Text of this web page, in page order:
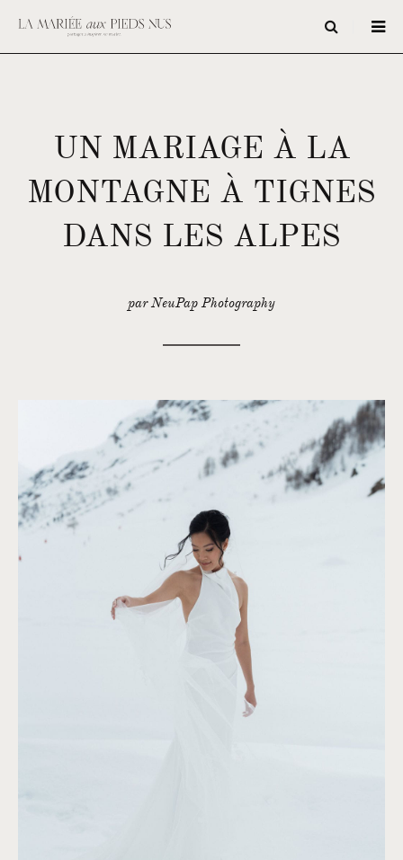
UN MARIAGE À LA
MONTAGNE À TIGNES
DANS LES ALPES
par NeuPap Photography